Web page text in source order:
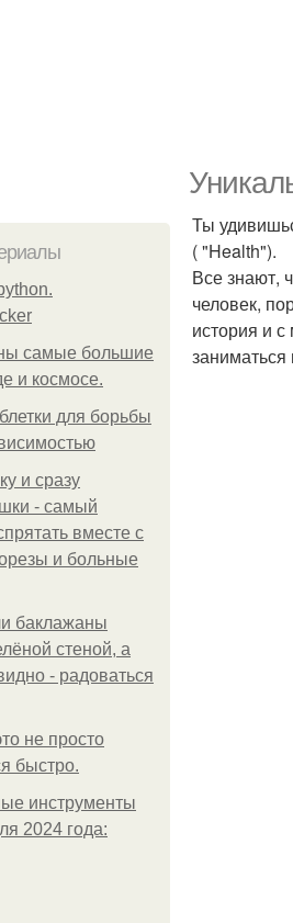
самые большие
и космосе.
для борьбы
и сразу
- самый
вместе с
и больные
баклажаны
стеной, а
- радоваться
не просто
быстро.
инструменты
2024 года:
Ты
( "Health").
Все знают,
человек,
история и
заниматься